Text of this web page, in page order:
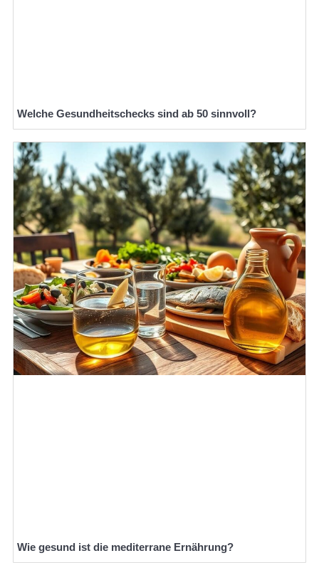
Welche Gesundheitschecks sind ab 50 sinnvoll?
Wie gesund ist die mediterrane Ernährung?